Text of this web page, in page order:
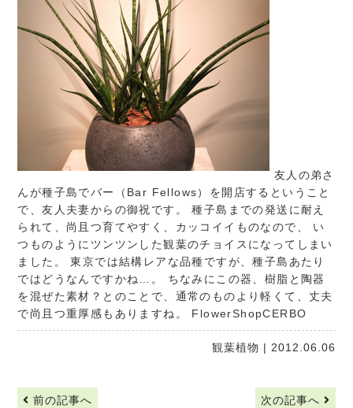
友人の弟さ
んが種子島でバー（Bar Fellows）を開店するということ
で、友人夫妻からの御祝です。 種子島までの発送に耐え
られて、尚且つ育てやすく、カッコイイものなので、 い
つものようにツンツンした観葉のチョイスになってしまい
ました。 東京では結構レアな品種ですが、種子島あたり
ではどうなんですかね…。 ちなみにこの器、樹脂と陶器
を混ぜた素材？とのことで、通常のものより軽くて、丈夫
で尚且つ重厚感もありますね。 FlowerShopCERBO
観葉植物 | 2012.06.06
前の記事へ 次の記事へ